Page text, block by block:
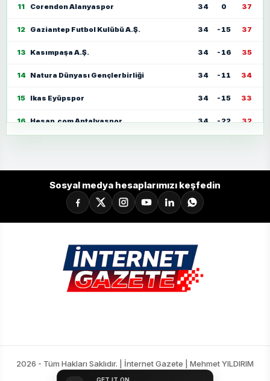
11 Corendon Alanyaspor 34 0 37
12 Gaziantep Futbol Kulübü A.Ş. 34 -15 37
13 Kasımpaşa A.Ş. 34 -16 35
14 Natura Dünyası Gençlerbirliği 34 -11 34
15 Ikas Eyüpspor 34 -15 33
16 Hesap.com Antalyaspor 34 -22 32
Sosyal medya hesaplarımızı keşfedin
2026 - Tüm Hakları Saklıdır. | İnternet Gazete | Mehmet YILDIRIM